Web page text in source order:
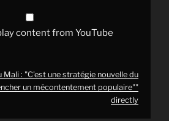
content from YouTube
Mali : "C'est une stratégie nouvelle du
un mécontentement populaire""
directly